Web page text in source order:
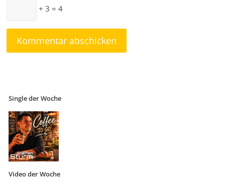
+ 3 = 4
Single der Woche
Video der Woche